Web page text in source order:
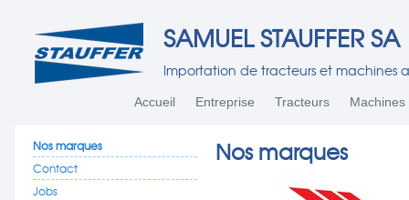
SAMUEL STAUFFER SA
Importation de tracteurs et machines
Tracteurs
Entreprise
Accueil
Nos marques
Contact
Jobs
Nos marques